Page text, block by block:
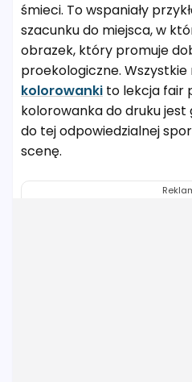
śmieci. To wspaniały
szacunku do miejsca, w
obrazek, który promuje
proekologiczne.
kolorowanki to lekcja fair
kolorowanka do druku jest
do tej odpowiedzialnej
scenę.